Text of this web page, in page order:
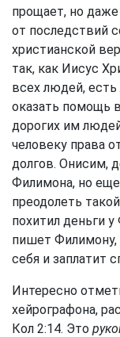
прощает, но
от последствий
христианской
так, как Иисус
всех людей,
оказать помощь
дорогих им
человеку права
долгов. Онисим,
Филимона, но
преодолеть
похитил деньги
пишет Филимону,
себя и заплатит
Интересно
хейрографона,
Кол 2:14. Это